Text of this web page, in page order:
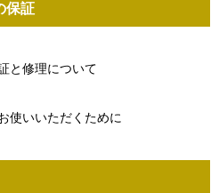
保証
と修理について
使いいただくために